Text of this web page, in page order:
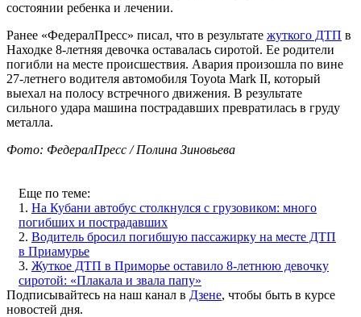
состоянии ребенка и лечении.
Ранее «ФедералПресс» писал, что в результате жуткого ДТП в
Находке 8-летняя девочка оставалась сиротой. Ее родители
погибли на месте происшествия. Авария произошла по вине
27-летнего водителя автомобиля Toyota Mark II, который
выехал на полосу встречного движения. В результате
сильного удара машина пострадавших превратилась в груду
металла.
Фото: ФедералПресс / Полина Зиновьева
Еще по теме:
1. На Кубани автобус столкнулся с грузовиком: много
погибших и пострадавших
2. Водитель бросил погибшую пассажирку на месте ДТП
в Приамурье
3. Жуткое ДТП в Приморье оставило 8-летнюю девочку
сиротой: «Плакала и звала папу»
Подписывайтесь на наш канал в Дзене, чтобы быть в курсе
новостей дня.